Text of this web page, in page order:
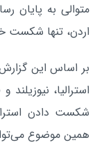
متوالی به پایان
اردن، تنها شکست
استرالیا،
شکست دادن
همین موضوع